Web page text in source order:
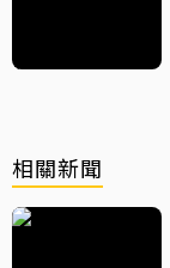
相關新聞